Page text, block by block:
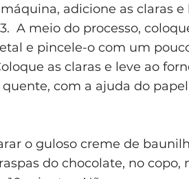
adicione as claras e
A meio do processo,
e pincele-o com um
as claras e leve ao
com a ajuda do
o guloso creme de
do chocolate, no